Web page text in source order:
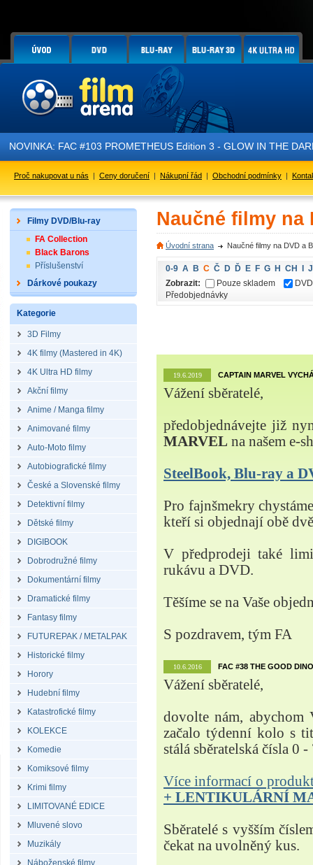
NOVINKA: FAC #103 PROMETHEUS Edition 3 - GLOW IN THE
Proč nakupovat u nás | Ceny doručení | Nákupní řád | Obchodní podmínky |
Filmy DVD/Blu-ray
FA Collection
Black Barons
Příslušenství
Dárkové poukazy
Kategorie
3D Filmy
4K filmy (Mastered in 4K)
4K Ultra HD filmy
Akční filmy
Anime / Manga filmy
Animované filmy
Auto-Moto filmy
Autobiografické filmy
České a Slovenské filmy
Detektivní filmy
Dětské filmy
DIGIBOOK
Dobrodružné filmy
Dokumentární filmy
Dramatické filmy
Fantasy filmy
FUTUREPAK / METALPAK
Historické filmy
Horory
Hudební filmy
Katastrofické filmy
KOLEKCE
Komedie
Komiksové filmy
Krimi filmy
LIMITOVANÉ EDICE
Mluvené slovo
Muzikály
Náboženské filmy
Naučné filmy na
Úvodní strana Naučné filmy na DVD a
0-9 A B C Č D Ď E F G H CH
J
Zobrazit:
Pouze skladem
DVD
Předobjednávky
19.6.2019 CAPTAIN MARVEL
Vážení sběratelé,
předobjednávejte již
MARVEL na našem e-
SteelBook, Blu-ray a
Pro fajnšmekry
kteří si objednají obě
V předprodeji také
rukávu a DVD.
Těšíme se na Vaše
S pozdravem, tým FA
10.6.2016 FAC #38 THE GOOD
Vážení sběratelé,
dovolte nám,
začalo týdenní kolo s
stálá sběratelská čísla 0 -
Více informací o
+ LENTIKULÁRNÍ
Sběratelé s vyšším
čekat na uvolněný kus.